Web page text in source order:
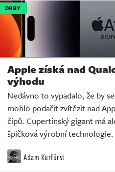
DRBY
Apple získá nad
výhodu
Nedávno to vypadalo, že by
mohlo podařit zvítězit nad
čipů. Cupertinský gigant má
špičková výrobní technologie.
Adam Kurfürst